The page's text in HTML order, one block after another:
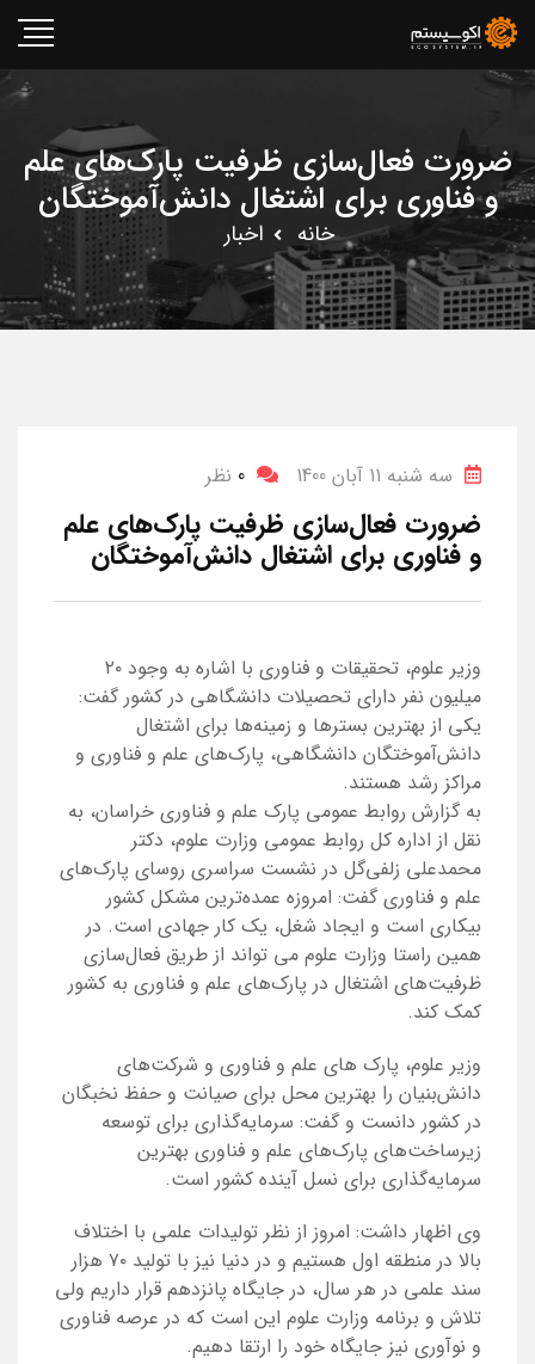
ضرورت فعال‌سازی ظرفیت پارک‌های علم
و فناوری برای اشتغال دانش‌آموختگان
خانه اخبار
سه شنبه 11 آبان 1400 0 نظر
ضرورت فعال‌سازی ظرفیت پارک‌های علم
و فناوری برای اشتغال دانش‌آموختگان
وزیر علوم، تحقیقات و فناوری با اشاره به وجود ۲۰
میلیون نفر دارای تحصیلات دانشگاهی در کشور گفت:
یکی از بهترین بسترها و زمینه‌ها برای اشتغال
دانش‌آموختگان دانشگاهی، پارک‌های علم و فناوری و
مراکز رشد هستند.
به گزارش روابط عمومی پارک علم و فناوری خراسان، به
نقل از اداره کل روابط عمومی وزارت علوم، دکتر
محمدعلی زلفی‌گل در نشست سراسری روسای پارک‌های
علم و فناوری گفت: امروزه عمده‌ترین مشکل کشور
بیکاری است و ایجاد شغل، یک کار جهادی است. در
همین راستا وزارت علوم می تواند از طریق فعال‌سازی
ظرفیت‌های اشتغال در پارک‌های علم و فناوری به کشور
کمک کند.
وزیر علوم، پارک های علم و فناوری و شرکت‌های
دانش‌بنیان را بهترین محل برای صیانت و حفظ نخبگان
در کشور دانست و گفت: سرمایه‌گذاری برای توسعه
زیرساخت‌های پارک‌های علم و فناوری بهترین
سرمایه‌گذاری برای نسل آینده کشور است.
وی اظهار داشت: امروز از نظر تولیدات علمی با اختلاف
بالا در منطقه اول هستیم و در دنیا نیز با تولید ۷۰ هزار
سند علمی در هر سال، در جایگاه پانزدهم قرار داریم ولی
تلاش و برنامه وزارت علوم این است که در عرصه فناوری
و نوآوری نیز جایگاه خود را ارتقا دهیم.